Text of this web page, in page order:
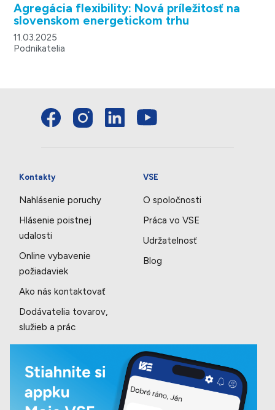
Agregácia flexibility: Nová príležitosť na
slovenskom energetickom trhu
11.03.2025
Podnikatelia
Kontakty
Nahlásenie poruchy
Hlásenie poistnej
udalosti
Online vybavenie
požiadaviek
Ako nás kontaktovať
Dodávatelia tovarov,
služieb a prác
VSE
O spoločnosti
Práca vo VSE
Udržatelnosť
Blog